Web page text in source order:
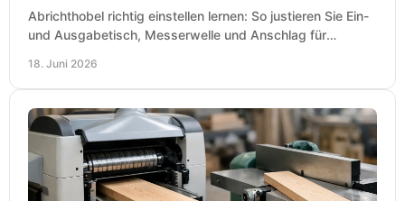
Abrichthobel richtig einstellen lernen: So justieren Sie Ein-
und Ausgabetisch, Messerwelle und Anschlag für
18. Juni 2026